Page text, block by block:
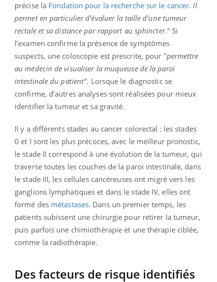
précise la Fondation pour la recherche sur le cancer. Il
permet en particulier d’évaluer la taille d’une tumeur
rectale et sa distance par rapport au sphincter." Si
l’examen confirme la présence de symptômes
suspects, une coloscopie est prescrite, pour "permettre
au médecin de visualiser la muqueuse de la paroi
intestinale du patient". Lorsque le diagnostic se
confirme, d’autres analyses sont réalisées pour mieux
identifier la tumeur et sa gravité.
Il y a différents stades au cancer colorectal : les stades
0 et I sont les plus précoces, avec le meilleur pronostic,
le stade II correspond à une évolution de la tumeur, qui
traverse toutes les couches de la paroi intestinale, dans
le stade III, les cellules cancéreuses ont migré vers les
ganglions lymphatiques et dans le stade IV, elles ont
formé des métastases. Dans un premier temps, les
patients subissent une chirurgie pour retirer la tumeur,
puis parfois une chimiothérapie et une thérapie ciblée,
comme la radiothérapie.
Des facteurs de risque identifiés